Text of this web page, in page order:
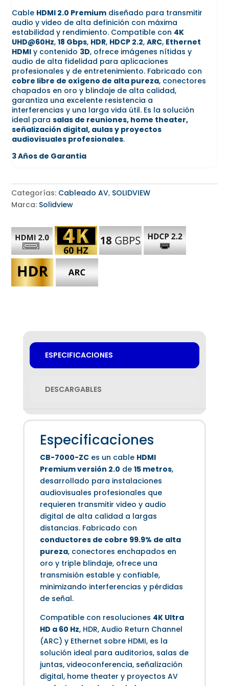
Cable HDMI 2.0 Premium diseñado para transmitir
audio y video de alta definición con máxima
estabilidad y rendimiento. Compatible con 4K
UHD@60Hz,18 Gbps, HDR, HDCP 2.2,ARC, Ethernet
HDMI y contenido 3D, ofrece imágenes nítidas y
audio de alta fidelidad para aplicaciones
profesionales y de entretenimiento. Fabricado con
cobre libre de oxígeno de alta pureza, conectores
chapados en oro y blindaje de alta calidad,
garantiza una excelente resistencia a
interferencias y una larga vida útil. Es la solución
ideal parasalas de reuniones, home theater,
señalización digital, aulas y proyectos
audiovisuales profesionales.
3 Años de Garantia
Categorías: Cableado AV, SOLIDVIEW
Marca: Solidview
ESPECIFICACIONES
DESCARGABLES
Especificaciones
CB-7000-ZCes un cable HDMI
Premium versión 2.0 de 15 metros,
desarrollado para instalaciones
audiovisuales profesionales que
requieren transmitir video y audio
digital de alta calidad a largas
distancias. Fabricado con
conductores de cobre 99.9% de alta
pureza, conectores enchapados en
oro y triple blindaje, ofrece una
transmisión estable y confiable,
minimizando interferencias y pérdidas
de señal.
Compatible con resoluciones 4K Ultra
HD a 60 Hz, HDR, Audio Return Channel
(ARC) y Ethernet sobre HDMI, es la
solución ideal para auditorios, salas de
juntas, videoconferencia, señalización
digital, home theater y proyectos AV